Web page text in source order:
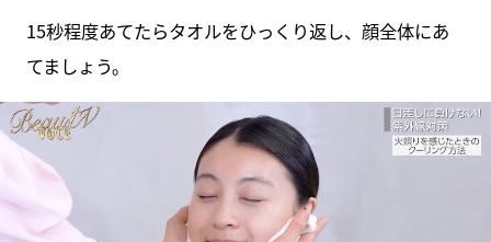
15秒程度あてたらタオルをひっくり返し、顔全体にあ
てましょう。